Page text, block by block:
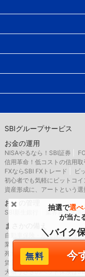
SBIグループサービス
お金の運用
NISAやるなら！SBI証券
信用革命！低コストの信用
FXならSBI FXトレード
ビ
初心者でも気軽にビットコ
資産形成に、アートという
お金の管理
SBI新生銀行 業界最低水準
まさかの備え
自動車保険・がん保険・海
業界最安水準の死亡保険は
死亡・医療・介護保険はSBI
賃貸住宅向け保険、バイク・
犬猫うさぎのペット保険は
抽選で選べ
が当た
＼バイク
今